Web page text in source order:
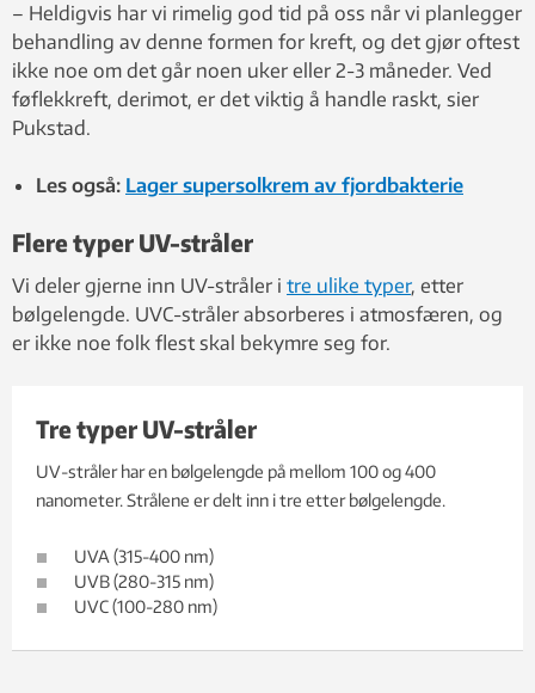
– Heldigvis har vi rimelig god tid på oss når vi planlegger
behandling av denne formen for kreft, og det gjør oftest
ikke noe om det går noen uker eller 2-3 måneder. Ved
føflekkreft, derimot, er det viktig å handle raskt, sier
Pukstad.
Les også: Lager supersolkrem av fjordbakterie
Flere typer UV-stråler
Vi deler gjerne inn UV-stråler i tre ulike typer, etter
bølgelengde. UVC-stråler absorberes i atmosfæren, og
er ikke noe folk flest skal bekymre seg for.
Tre typer UV-stråler
UV-stråler har en bølgelengde på mellom 100 og 400
nanometer. Strålene er delt inn i tre etter bølgelengde.
UVA (315-400 nm)
UVB (280-315 nm)
UVC (100-280 nm)